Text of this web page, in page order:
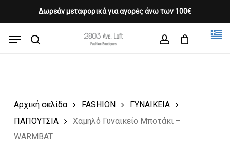
Δωρεάν μεταφορικά για αγορές άνω των 100€
content
Menu
Cart CLOSE
CART
Αρχική σελίδα FASHION
ΓΥΝΑΙΚΕΙΑ
ΠΑΠΟΥΤΣΙΑ
Χαμηλό Γυναικείο Μποτάκι –
WARMBAT
Close